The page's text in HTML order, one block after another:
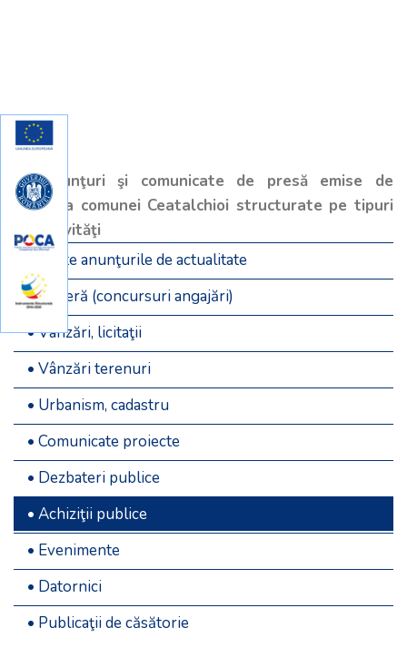
Anunţuri şi comunicate de presă emise de
Primăria comunei Ceatalchioi structurate pe tipuri
de activităţi
• Toate anunţurile de actualitate
• Carieră (concursuri angajări)
• Vânzări, licitaţii
• Vânzări terenuri
• Urbanism, cadastru
• Comunicate proiecte
• Dezbateri publice
• Achiziţii publice
• Evenimente
• Datornici
• Publicaţii de căsătorie